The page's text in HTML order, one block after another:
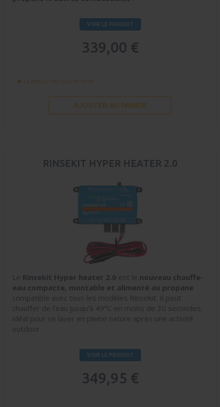
VOIR LE PRODUIT
339,00 €
Ce produit n'est plus en vente
AJOUTER AU PANIER
RINSEKIT HYPER HEATER 2.0
Le Rinsekit Hyper heater 2.0 est le nouveau chauffe-
eau compacte, montable et alimenté au propane
compatible avec tous les modèles Rinsekit. Il peut
chauffer de l'eau jusqu'à 49°C en moins de 30 secondes,
idéal pour se laver en pleine nature après une activité
outdoor.
VOIR LE PRODUIT
349,95 €